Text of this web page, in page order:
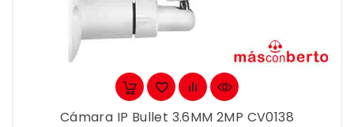
Cámara IP Bullet 3.6MM 2MP CV0138